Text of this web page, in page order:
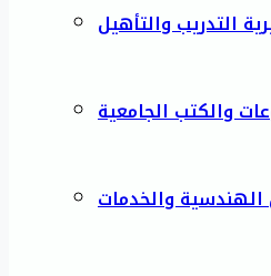
التدريب والتأهيل
والكتب الجامعية
والخدمات